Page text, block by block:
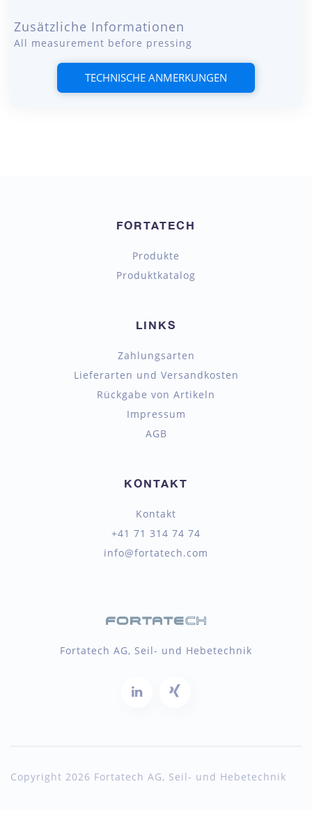
Zusätzliche Informationen
All measurement before pressing
TECHNISCHE ANMERKUNGEN
FORTATECH
Produkte
Produktkatalog
LINKS
Zahlungsarten
Lieferarten und Versandkosten
Rückgabe von Artikeln
Impressum
AGB
KONTAKT
Kontakt
+41 71 314 74 74
info@fortatech.com
Fortatech AG, Seil- und Hebetechnik
Copyright 2026 Fortatech AG, Seil- und Hebetechnik